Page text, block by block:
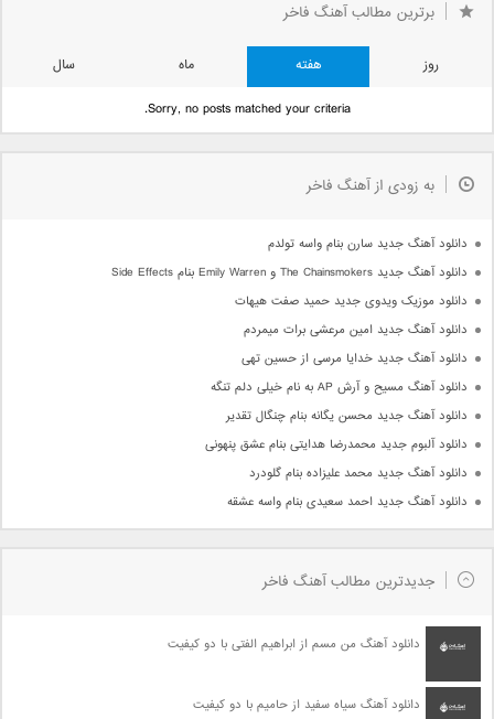
برترین مطالب آهنگ فاخر
روز هفته ماه
سال
Sorry, no posts matched your criteria.
به زودی از آهنگ فاخر
دانلود آهنگ جدید سارن بنام واسه تولدم
دانلود آهنگ جدید The Chainsmokers و Emily Warren بنام Side Effects
دانلود موزیک ویدوی جدید حمید صفت هیهات
دانلود آهنگ جدید امین مرعشی برات میمردم
دانلود آهنگ جدید خدایا مرسی از حسین تهی
دانلود آهنگ مسیح و آرش AP به نام خیلی دلم تنگه
دانلود آهنگ جدید محسن یگانه بنام چنگال تقدیر
دانلود آلبوم جدید محمدرضا هدایتی بنام عشق پنهونی
دانلود آهنگ جدید محمد علیزاده بنام گلودرد
دانلود آهنگ جدید احمد سعیدی بنام واسه عشقه
جدیدترین مطالب آهنگ فاخر
دانلود آهنگ من مسم از ابراهیم الفتی با دو کیفیت
دانلود آهنگ سیاه سفید از حامیم با دو کیفیت